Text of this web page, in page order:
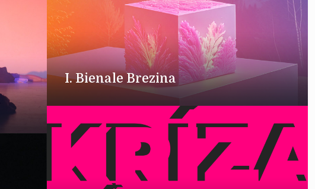
I. Bienale Brezina